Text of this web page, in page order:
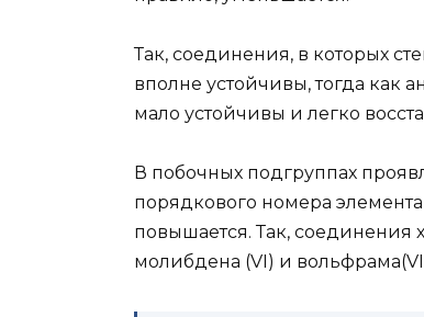
Так, соединения, в которых
вполне устойчивы, тогда как
мало устойчивы и легко
В побочных подгруппах
порядкового номера
повышается. Так,
молибдена (VI) и